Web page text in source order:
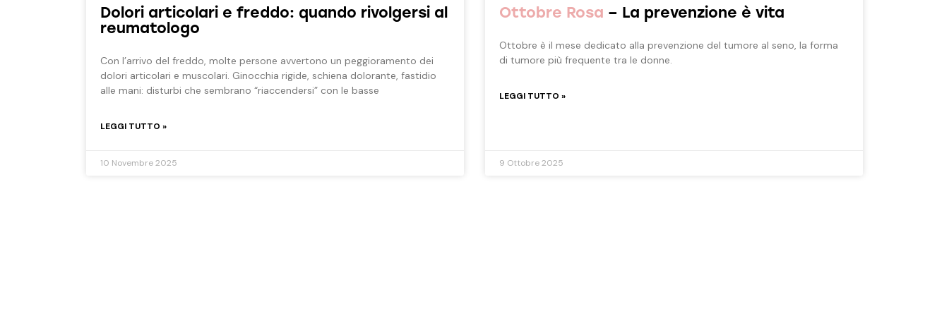
Dolori articolari e freddo: quando rivolgersi al
reumatologo
Con l’arrivo del freddo, molte persone avvertono un peggioramento dei
dolori articolari e muscolari. Ginocchia rigide, schiena dolorante, fastidio
alle mani: disturbi che sembrano “riaccendersi” con le basse
LEGGI TUTTO »
10 Novembre 2025
Ottobre Rosa – La prevenzione è vita
Ottobre è il mese dedicato alla prevenzione del tumore al seno, la forma
di tumore più frequente tra le donne.
LEGGI TUTTO »
9 Ottobre 2025